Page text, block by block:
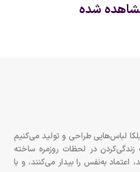
شده
لباس‌هایی طراحی و تولید می‌کنیم
در لحظات روزمره ساخته
اعتماد به‌نفس را بیدار می‌کنند، و با